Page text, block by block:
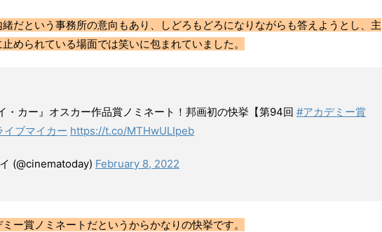
緒だという事務所の意向もあり、しどろもどろになりながらも答えようとし、主
められている場面では笑いに包まれていました。
・カー』オスカー作品賞ノミネート！邦画初の快挙【第94回 #アカデミー賞
イブマイカー https://t.co/MTHwULIpeb
(@cinematoday) February 8, 2022
ー賞ノミネートだというからかなりの快挙です。